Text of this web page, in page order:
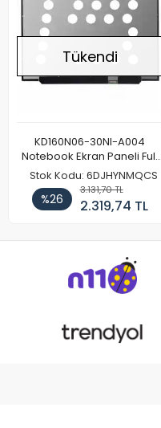
Tükendi
KD160N06-30NI-A004
Notebook Ekran Paneli Full
HD
Stok Kodu: 6DJHYNMQCS
%26
3.131,70 TL
2.319,74 TL